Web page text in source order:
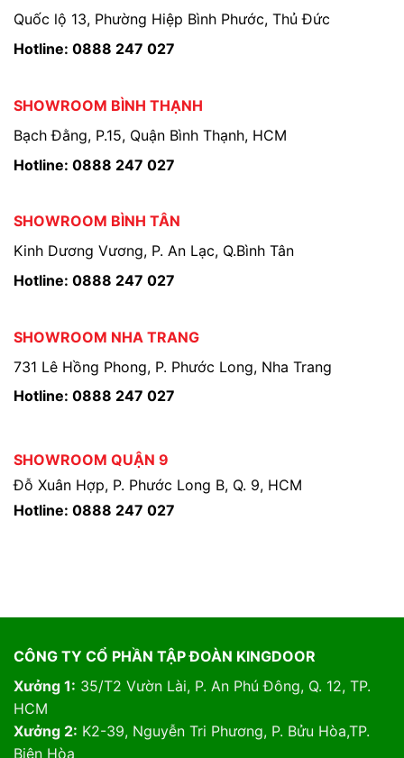
Quốc lộ 13, Phường Hiệp Bình Phước, Thủ Đức
Hotline: 0888 247 027
SHOWROOM BÌNH THẠNH
Bạch Đằng, P.15, Quận Bình Thạnh, HCM
Hotline: 0888 247 027
SHOWROOM BÌNH TÂN
Kinh Dương Vương, P. An Lạc, Q.Bình Tân
Hotline: 0888 247 027
SHOWROOM NHA TRANG
731 Lê Hồng Phong, P. Phước Long, Nha Trang
Hotline: 0888 247 027
SHOWROOM QUẬN 9
Đỗ Xuân Hợp, P. Phước Long B, Q. 9, HCM
Hotline: 0888 247 027
CÔNG TY CỔ PHẦN TẬP ĐOÀN KINGDOOR
Xưởng 1: 35/T2 Vườn Lài, P. An Phú Đông, Q. 12, TP.
HCM
Xưởng 2: K2-39, Nguyễn Tri Phương, P. Bửu Hòa,TP.
Biên Hòa